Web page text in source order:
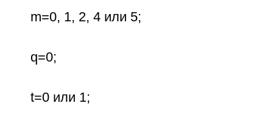
m=0, 1, 2, 4 или 5;
q=0;
t=0 или 1;